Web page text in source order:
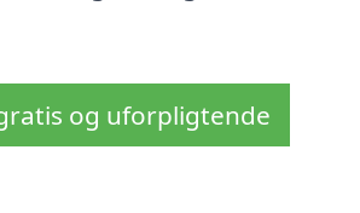
og uforpligtende